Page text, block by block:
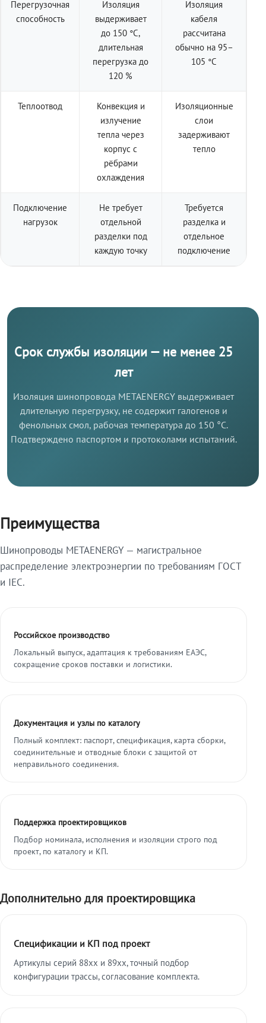
Перегрузочная
способность
Изоляция
выдерживает
до 150 °C,
длительная
перегрузка до
120 %
Изоляция
кабеля
рассчитана
обычно на 95–
105 °C
Теплоотвод
Конвекция и
излучение
тепла через
корпус с
рёбрами
охлаждения
Изоляционные
слои
задерживают
тепло
Подключение
нагрузок
Не требует
отдельной
разделки под
каждую точку
Требуется
разделка и
отдельное
подключение
Срок службы изоляции — не менее 25
лет
Изоляция шинопровода METAENERGY выдерживает
длительную перегрузку, не содержит галогенов и
фенольных смол, рабочая температура до 150 °C.
Подтверждено паспортом и протоколами испытаний.
Преимущества
Шинопроводы METAENERGY — магистральное
распределение электроэнергии по требованиям ГОСТ
и IEC.
Российское производство
Локальный выпуск, адаптация к требованиям ЕАЭС,
сокращение сроков поставки и логистики.
Документация и узлы по каталогу
Полный комплект: паспорт, спецификация, карта сборки,
соединительные и отводные блоки с защитой от
неправильного соединения.
Поддержка проектировщиков
Подбор номинала, исполнения и изоляции строго под
проект, по каталогу и КП.
Дополнительно для проектировщика
Спецификации и КП под проект
Артикулы серий 88xx и 89xx, точный подбор
конфигурации трассы, согласование комплекта.